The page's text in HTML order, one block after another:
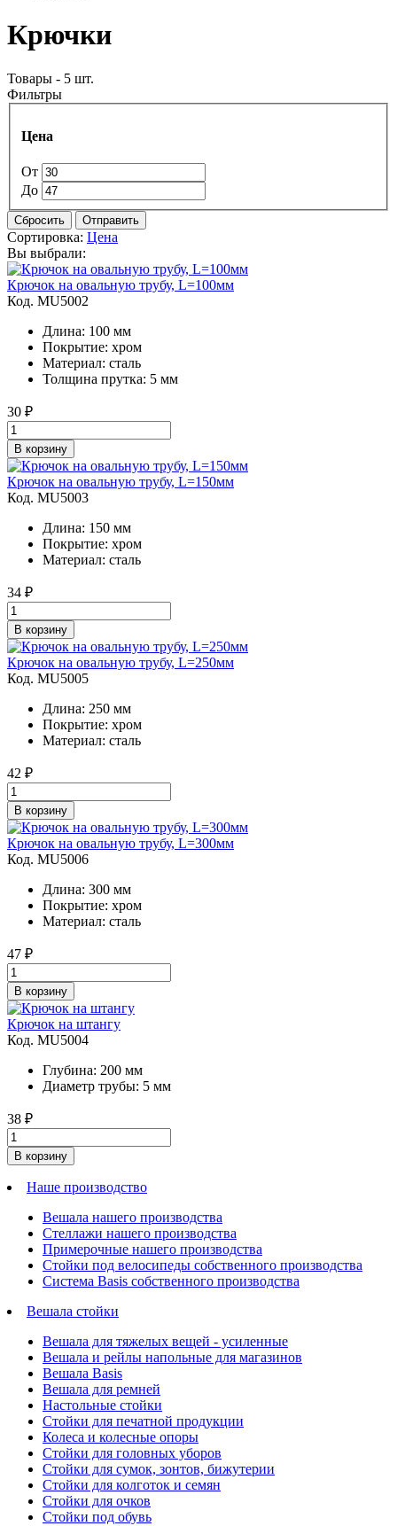
Крючки
Товары - 5 шт.
Фильтры
Цена
От
До
Сбросить Отправить
Сортировка: Цена
Вы выбрали:
Крючок на овальную трубу, L=100мм
Код. MU5002
Длина: 100 мм
Покрытие: хром
Материал: сталь
Толщина прутка: 5 мм
30 ₽
В корзину
Крючок на овальную трубу, L=150мм
Код. MU5003
Длина: 150 мм
Покрытие: хром
Материал: сталь
34 ₽
В корзину
Крючок на овальную трубу, L=250мм
Код. MU5005
Длина: 250 мм
Покрытие: хром
Материал: сталь
42 ₽
В корзину
Крючок на овальную трубу, L=300мм
Код. MU5006
Длина: 300 мм
Покрытие: хром
Материал: сталь
47 ₽
В корзину
Крючок на штангу
Код. MU5004
Глубина: 200 мм
Диаметр трубы: 5 мм
38 ₽
В корзину
Наше производство
Вешала нашего производства
Стеллажи нашего производства
Примерочные нашего производства
Стойки под велосипеды собственного производства
Система Basis собственного производства
Вешала стойки
Вешала для тяжелых вещей - усиленные
Вешала и рейлы напольные для магазинов
Вешала Basis
Вешала для ремней
Настольные стойки
Стойки для печатной продукции
Колеса и колесные опоры
Стойки для головных уборов
Стойки для сумок, зонтов, бижутерии
Стойки для колготок и семян
Стойки для очков
Стойки под обувь